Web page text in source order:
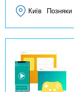
Київ Позняки